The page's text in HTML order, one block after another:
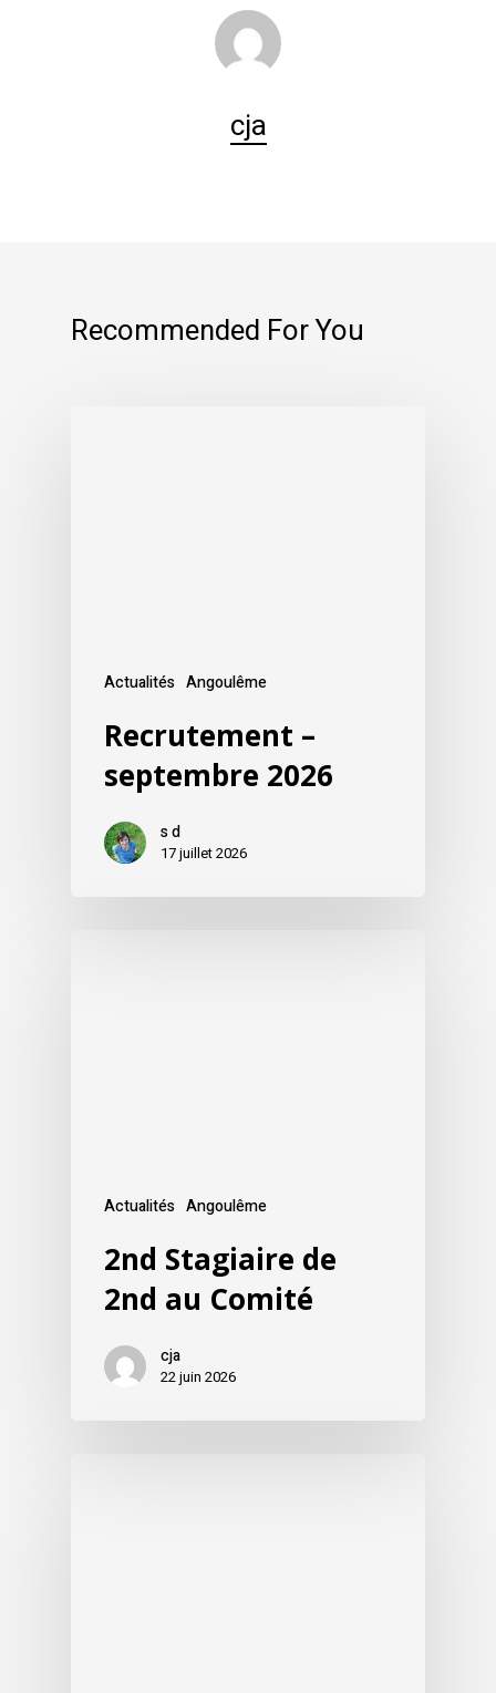
cja
Recommended For You
Actualités Angoulême
Recrutement –
septembre 2026
s d
17 juillet 2026
Actualités Angoulême
2nd Stagiaire de
2nd au Comité
cja
22 juin 2026